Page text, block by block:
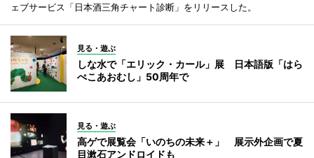
ェブサービス「日本酒三角チャート診断」をリリースした。
見る・遊ぶ
しな水で「エリック・カール」展 日本語版「はら
ぺこあおむし」50周年で
見る・遊ぶ
高ゲで展覧会「いのちの未来＋」 展示外企画で夏
目漱石アンドロイドも